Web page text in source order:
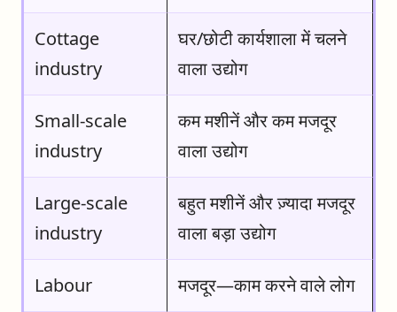
Cottage
industry
घर/छोटी कार्यशाला में चलने
वाला उद्योग
Small-scale
industry
कम मशीनें और कम मजदूर
वाला उद्योग
Large-scale
industry
बहुत मशीनें और ज़्यादा मजदूर
वाला बड़ा उद्योग
Labour मजदूर—काम करने वाले लोग